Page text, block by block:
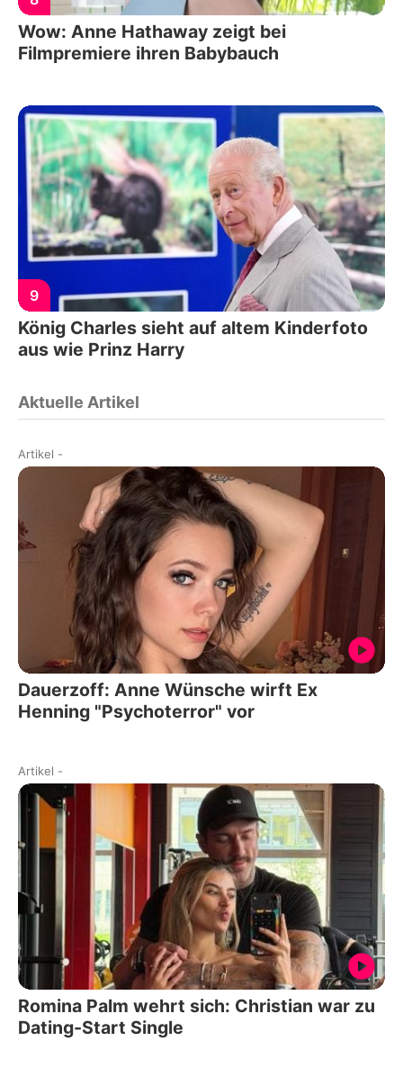
Wow: Anne Hathaway zeigt bei
Filmpremiere ihren Babybauch
9
König Charles sieht auf altem Kinderfoto
aus wie Prinz Harry
Aktuelle Artikel
Artikel -
Dauerzoff: Anne Wünsche wirft Ex
Henning "Psychoterror" vor
Artikel -
Romina Palm wehrt sich: Christian war zu
Dating-Start Single